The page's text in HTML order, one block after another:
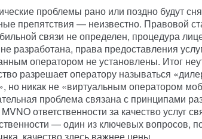
проблемы рано или поздно будут
препятствия — неизвестно. Правовой
связи не определен, процедура
разработана, права предоставления
оператором не установлены. Итог
разрешает оператору называться
но никак не «виртуальным оператором
проблема связана с принципами
ответственности за качество услуг
— один из ключевых вопросов,